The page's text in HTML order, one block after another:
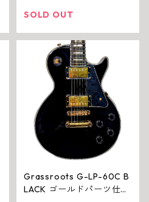
SOLD OUT
Grassroots G-LP-60C B
LACK ゴールドパーツ仕様